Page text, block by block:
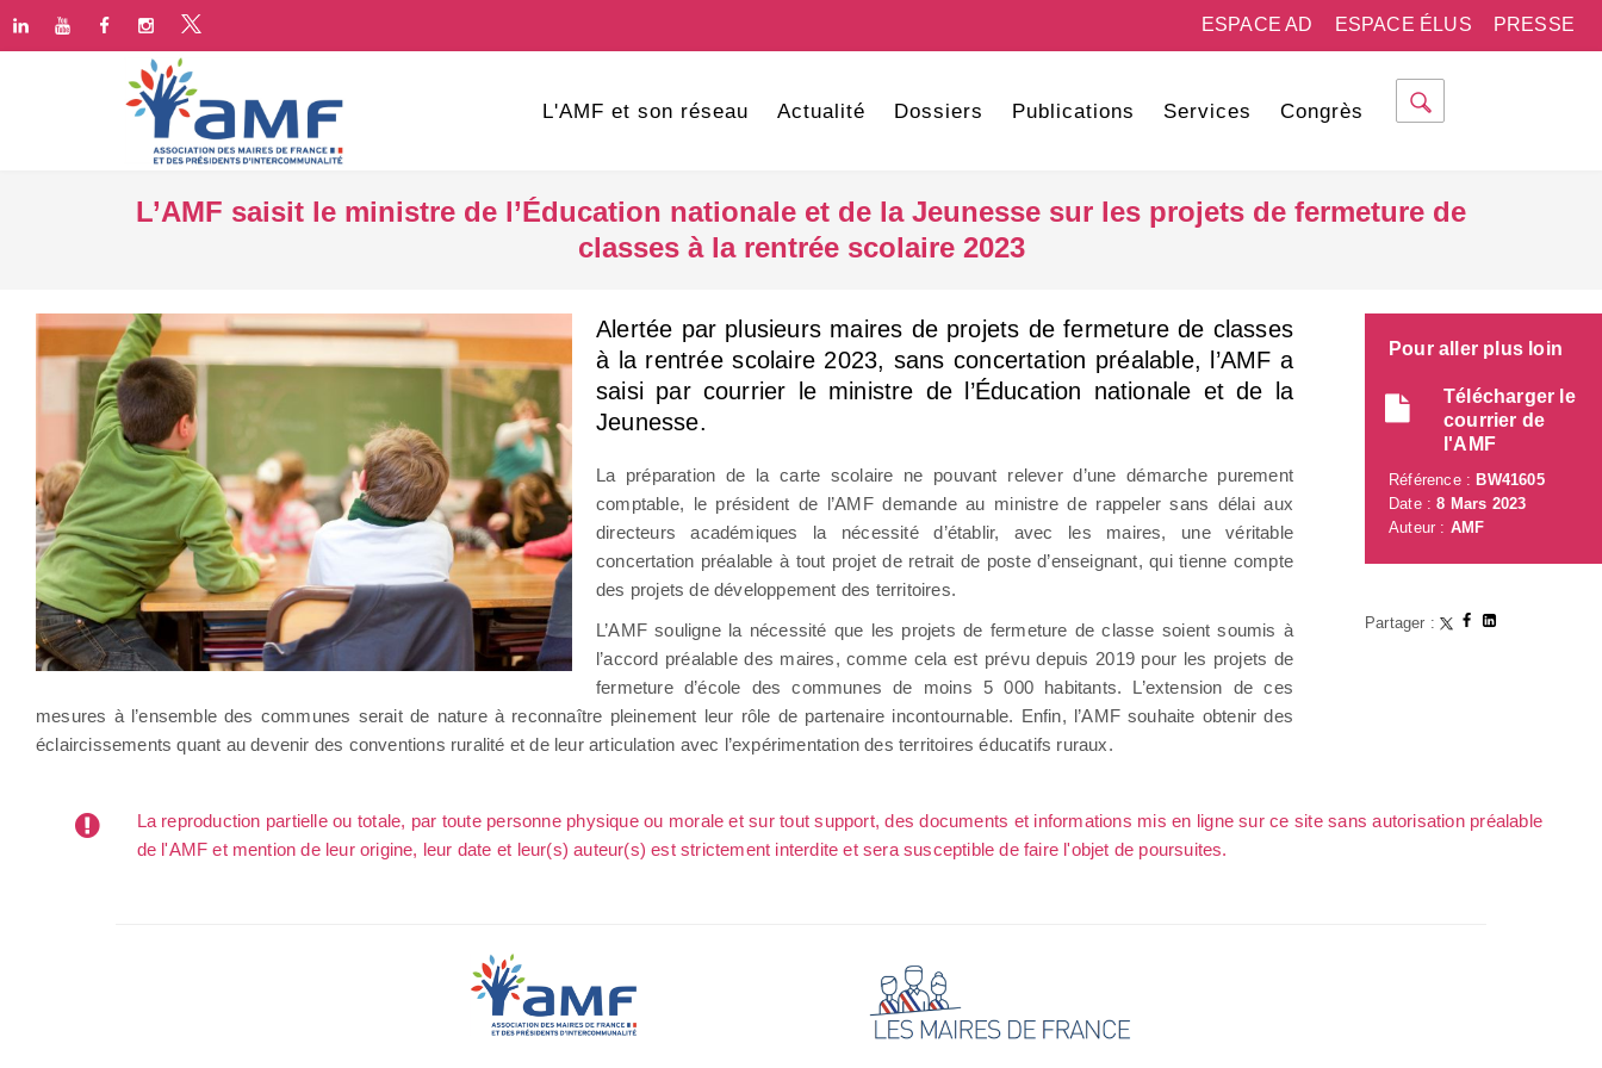
PRESSE
ESPACE ÉLUS
ESPACE AD
L'AMF et son réseau Actualité Dossiers Publications Services Congrès
L’AMF saisit le ministre de l’Éducation nationale et de la Jeunesse sur les projets de fermeture de
classes à la rentrée scolaire 2023
Alertée par plusieurs maires de projets de fermeture de classes
à la rentrée scolaire 2023, sans concertation préalable, l’AMF a
saisi par courrier le ministre de l’Éducation nationale et de la
Jeunesse.
La préparation de la carte scolaire ne pouvant relever d’une démarche purement
comptable, le président de l’AMF demande au ministre de rappeler sans délai aux
directeurs académiques la nécessité d’établir, avec les maires, une véritable
concertation préalable à tout projet de retrait de poste d’enseignant, qui tienne compte
des projets de développement des territoires.
L’AMF souligne la nécessité que les projets de fermeture de classe soient soumis à
l’accord préalable des maires, comme cela est prévu depuis 2019 pour les projets de
fermeture d’école des communes de moins 5 000 habitants. L’extension de ces
mesures à l’ensemble des communes serait de nature à reconnaître pleinement leur rôle de partenaire incontournable. Enfin, l’AMF souhaite obtenir des
éclaircissements quant au devenir des conventions ruralité et de leur articulation avec l’expérimentation des territoires éducatifs ruraux.
Pour aller plus loin
Télécharger le
courrier de
l'AMF
Référence : BW41605
Date :8 Mars 2023
Auteur : AMF
Partager :
La reproduction partielle ou totale, par toute personne physique ou morale et sur tout support, des documents et informations mis en ligne sur ce site sans autorisation préalable
de l'AMF et mention de leur origine, leur date et leur(s) auteur(s) est strictement interdite et sera susceptible de faire l'objet de poursuites.